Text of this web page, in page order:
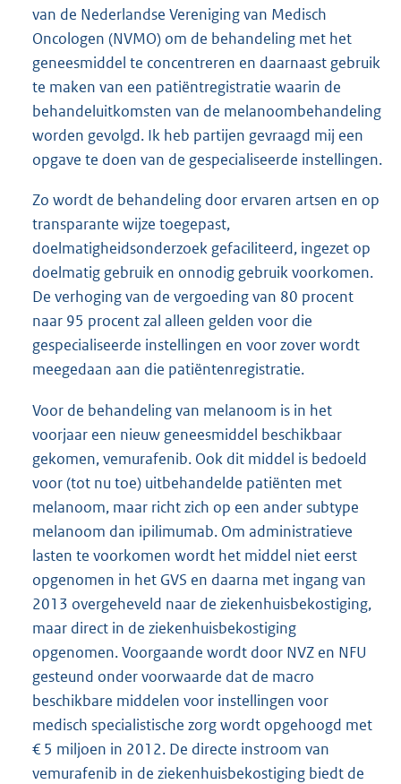
van de Nederlandse Vereniging van Medisch
Oncologen (NVMO) om de behandeling met het
geneesmiddel te concentreren en daarnaast gebruik
te maken van een patiëntregistratie waarin de
behandeluitkomsten van de melanoombehandeling
worden gevolgd. Ik heb partijen gevraagd mij een
opgave te doen van de gespecialiseerde instellingen.
Zo wordt de behandeling door ervaren artsen en op
transparante wijze toegepast,
doelmatigheidsonderzoek gefaciliteerd, ingezet op
doelmatig gebruik en onnodig gebruik voorkomen.
De verhoging van de vergoeding van 80 procent
naar 95 procent zal alleen gelden voor die
gespecialiseerde instellingen en voor zover wordt
meegedaan aan die patiëntenregistratie.
Voor de behandeling van melanoom is in het
voorjaar een nieuw geneesmiddel beschikbaar
gekomen, vemurafenib. Ook dit middel is bedoeld
voor (tot nu toe) uitbehandelde patiënten met
melanoom, maar richt zich op een ander subtype
melanoom dan ipilimumab. Om administratieve
lasten te voorkomen wordt het middel niet eerst
opgenomen in het GVS en daarna met ingang van
2013 overgeheveld naar de ziekenhuisbekostiging,
maar direct in de ziekenhuisbekostiging
opgenomen. Voorgaande wordt door NVZ en NFU
gesteund onder voorwaarde dat de macro
beschikbare middelen voor instellingen voor
medisch specialistische zorg wordt opgehoogd met
€ 5 miljoen in 2012. De directe instroom van
vemurafenib in de ziekenhuisbekostiging biedt de